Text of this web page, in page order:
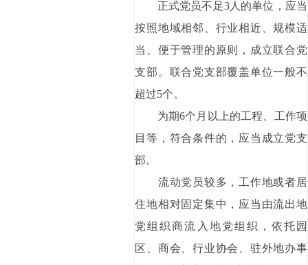
正式党员不足3人的单位，应当
按照地域相邻、行业相近、规模适
当、便于管理的原则，成立联合党
支部。联合党支部覆盖单位一般不
超过5个。
为期6个月以上的工程、工作项
目等，符合条件的，应当成立党支
部。
流动党员较多，工作地或者居
住地相对固定集中，应当由流出地
党组织商流入地党组织，依托园
区、商会、行业协会、驻外地办事